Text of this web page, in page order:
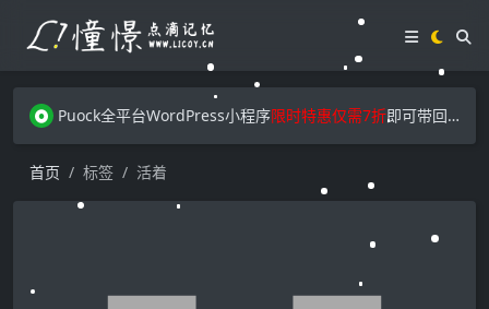
Puock全平台WordPress小程序限时特惠仅需7折即可带回家，赶快点我了解吧！
首页 标签 活着